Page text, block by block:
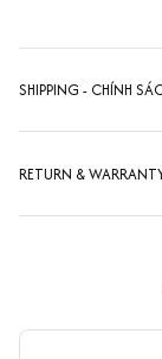
SHIPPING - CHÍNH
RETURN &